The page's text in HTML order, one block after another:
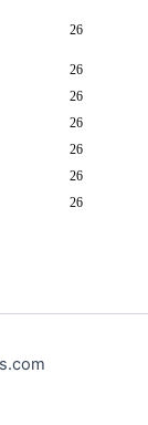
26
26
26
26
26
26
26